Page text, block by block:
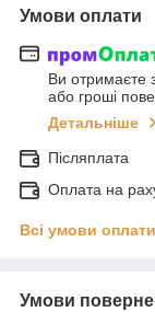
Умови оплати
Ви отримаєте
або гроші
Детальніше
Післяплата
Оплата на
Всі умови оплати
Умови